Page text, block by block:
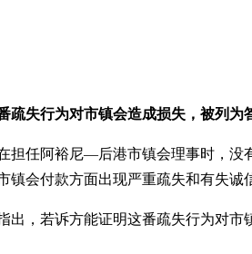
疏失行为对市镇会造成损失，被列为
担任阿裕尼—后港市镇会理事时，没
镇会付款方面出现严重疏失和有失
出，若诉方能证明这番疏失行为对